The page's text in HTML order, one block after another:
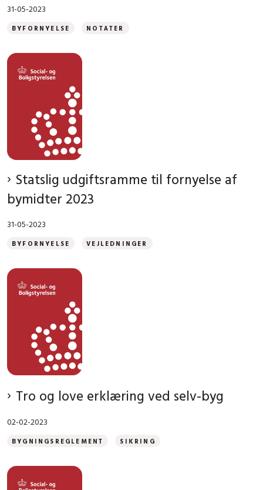
31-05-2023
BYFORNYELSE NOTATER
Statslig udgiftsramme til fornyelse af
bymidter 2023
31-05-2023
BYFORNYELSE VEJLEDNINGER
Tro og love erklæring ved selv-byg
02-02-2023
BYGNINGSREGLEMENT SIKRING